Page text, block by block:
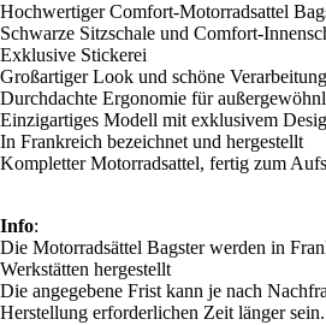
Hochwertiger Comfort-Motorradsattel
Schwarze Sitzschale und Comfort-
Exklusive Stickerei
Großartiger Look und schöne Verarbeitung
Durchdachte Ergonomie für
Einzigartiges Modell mit exklusivem
In Frankreich bezeichnet und hergestellt
Kompletter Motorradsattel, fertig zum
Info:
Die Motorradsättel Bagster werden in
Werkstätten hergestellt
Die angegebene Frist kann je nach
Herstellung erforderlichen Zeit länger sein.